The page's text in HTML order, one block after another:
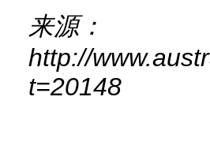
来源：
http://
t=20148